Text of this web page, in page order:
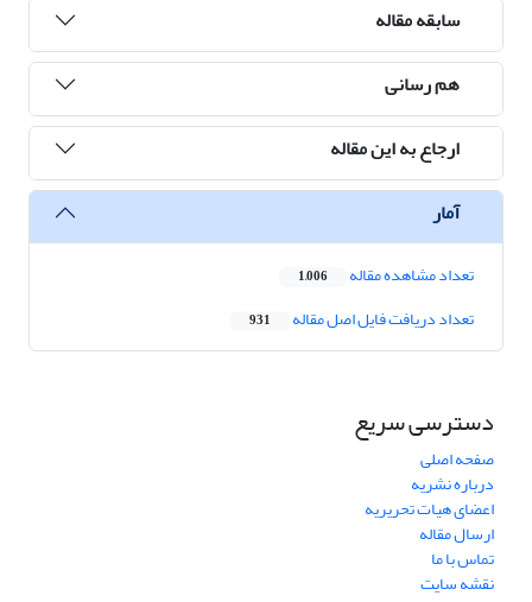
سابقه مقاله
هم رسانی
ارجاع به این مقاله
آمار
تعداد مشاهده مقاله 1,006
تعداد دریافت فایل اصل مقاله 931
دسترسی سریع
صفحه اصلی
درباره نشریه
اعضای هیات تحریریه
ارسال مقاله
تماس با ما
نقشه سایت